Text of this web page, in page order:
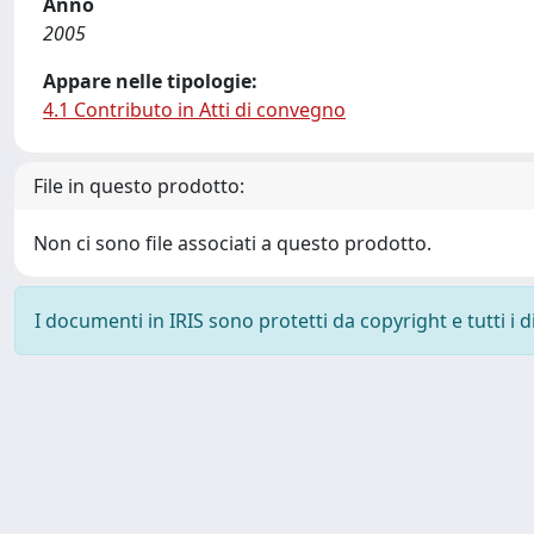
2005
Appare nelle tipologie:
4.1 Contributo in Atti di convegno
File in questo prodotto:
Non ci sono file associati a questo prodotto.
I documenti in IRIS sono protetti da copyright e tutti i